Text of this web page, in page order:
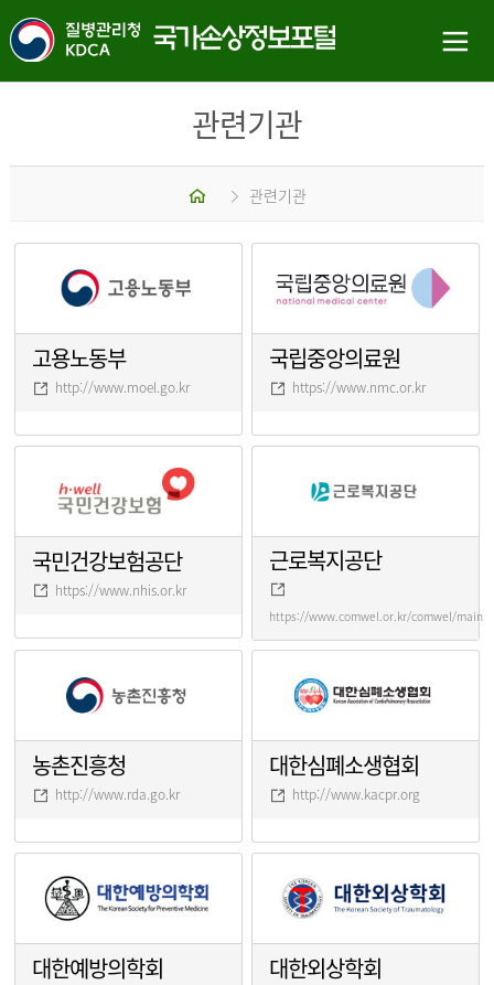
관련기관
홈 관련기관
고용노동부
http://www.moel.go.kr
국립중앙의료원
https://www.nmc.or.kr
국민건강보험공단
https://www.nhis.or.kr
근로복지공단
https://www.comwel.or.kr/comwel/
농촌진흥청
http://www.rda.go.kr
대한심폐소생협회
http://www.kacpr.org
대한예방의학회 대한외상학회